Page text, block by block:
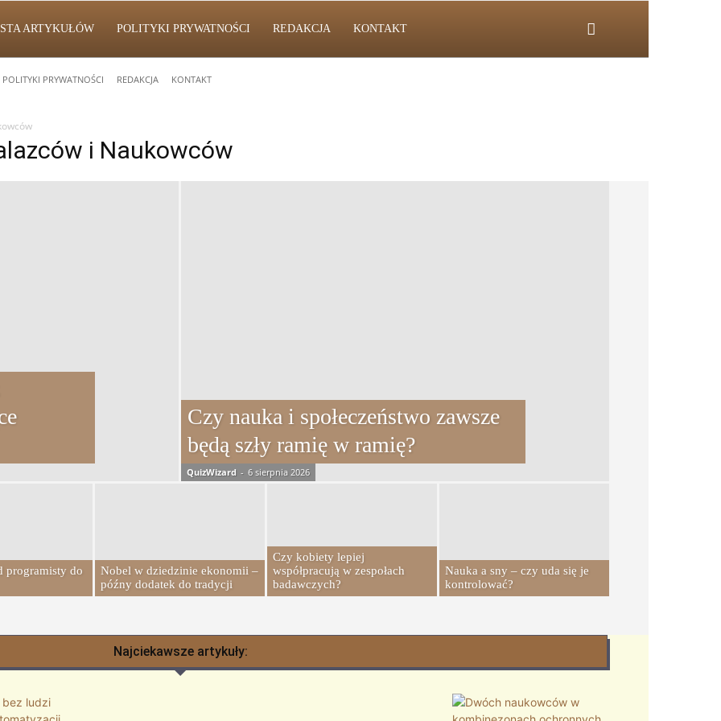
ARTYKUŁÓW POLITYKI PRYWATNOŚCI REDAKCJA KONTAKT
POLITYKI PRYWATNOŚCI REDAKCJA KONTAKT
i Naukowców
Czy nauka i społeczeństwo zawsze
będą szły ramię w ramię?
QuizWizard - 6 sierpnia 2026
programisty do
Nobel w dziedzinie ekonomii –
późny dodatek do tradycji
Czy kobiety lepiej
współpracują w zespołach
badawczych?
Nauka a sny – czy uda się je
kontrolować?
Najciekawsze artykuły: